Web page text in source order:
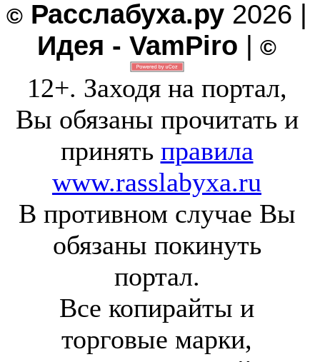
© Расслабуха.ру 2026 |
Идея - VamPiro | ©
12+. Заходя на портал,
Вы обязаны прочитать и
принять правила
www.rasslabyxa.ru
В противном случае Вы
обязаны покинуть
портал.
Все копирайты и
торговые марки,